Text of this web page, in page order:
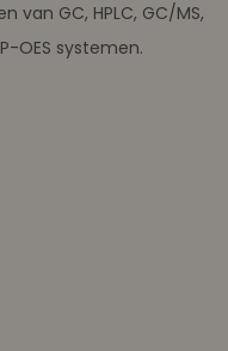
van GC, HPLC, GC/MS,
OES systemen.